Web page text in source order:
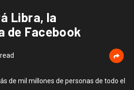
Libra, la
de Facebook
de mil millones de personas de todo el